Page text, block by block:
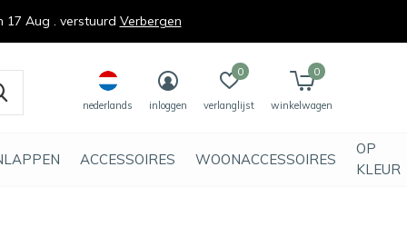
ACCESSOIRES WOONACCESSOIRES
OP
KLEUR
nederlands inloggen verlanglijst
0
winkelwagen
0
Aug . verstuurd Verbergen